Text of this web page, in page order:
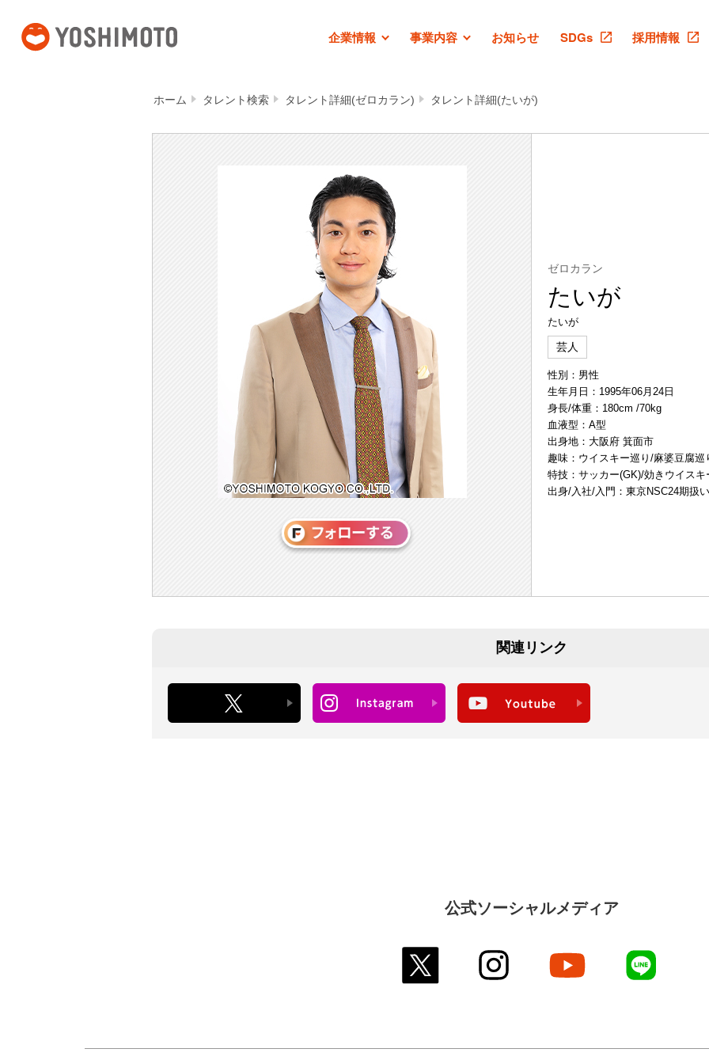
企業情報 事業内容 お知らせ SDGs 採用情報
ホーム タレント検索 タレント詳細(ゼロカラン) タレント詳細(たいが)
ゼロカラン
たいが
たいが
芸人
性別：男性
生年月日：1995年06月24日
身長/体重：180cm /70kg
血液型：A型
出身地：大阪府 箕面市
趣味：ウイスキー巡り/麻婆豆腐巡
特技：サッカー(GK)/効きウイスキ
出身/入社/入門：東京NSC24期扱い
関連リンク
公式ソーシャルメディア
instagram youtube